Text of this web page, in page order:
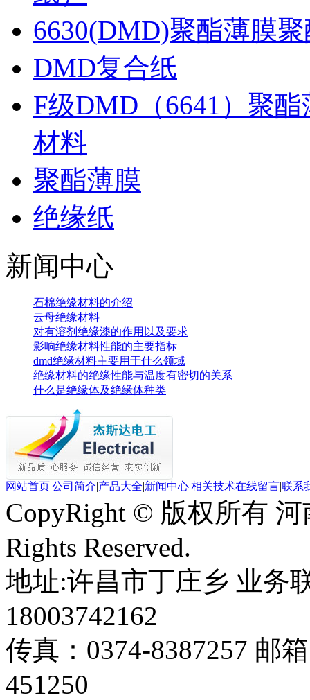
6630(DMD)聚酯薄膜
DMD复合纸
F级DMD（6641）聚
材料
聚酯薄膜
绝缘纸
新闻中心
石棉绝缘材料的介绍
云母绝缘材料
对有溶剂绝缘漆的作用以及要求
影响绝缘材料性能的主要指标
dmd绝缘材料主要用于什么领域
绝缘材料的绝缘性能与温度有密切的关系
什么是绝缘体及绝缘体种类
网站首页|公司简介|产品大全|新闻中心|相关技术在线留言|联系
CopyRight © 版权所有
Rights Reserved.
地址:许昌市丁庄乡 业务
18003742162
传真：0374-8387257 邮
451250